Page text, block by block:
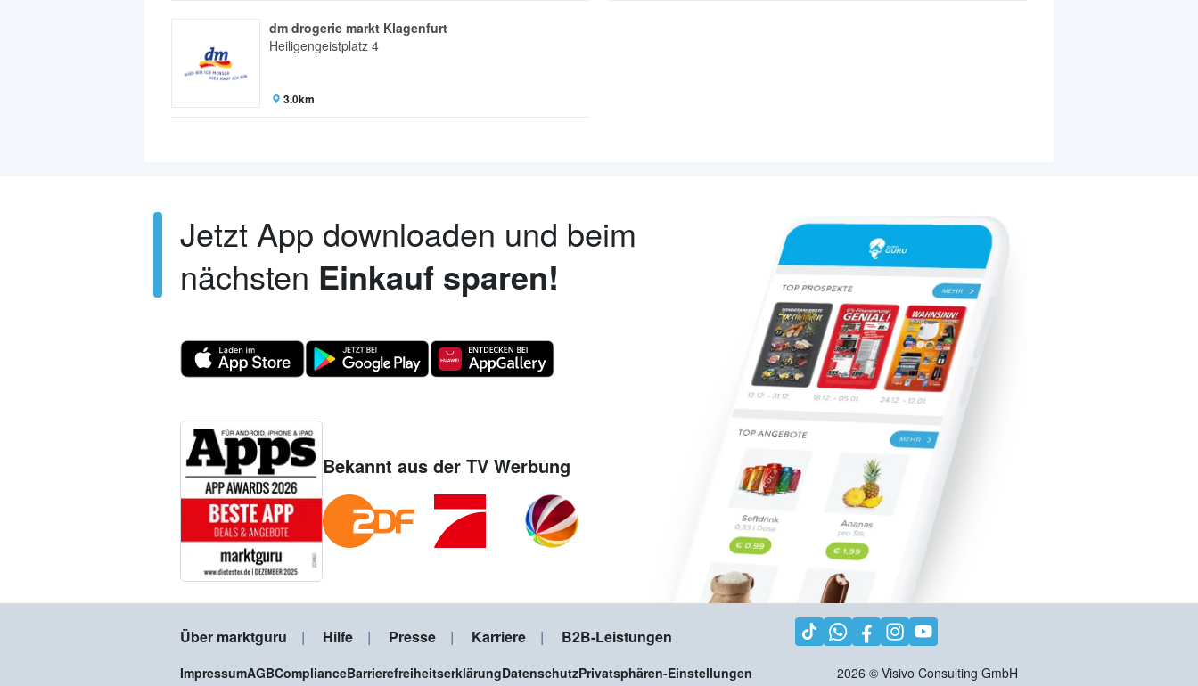
dm drogerie markt Klagenfurt
Heiligengeistplatz 4
3.0km
Jetzt App downloaden und beim
nächsten Einkauf sparen!
Bekannt aus der TV Werbung
Über marktguru Hilfe Presse Karriere B2B-Leistungen
ImpressumAGBComplianceBarrierefreiheitserklärungDatenschutzPrivatsphären-Einstellungen 2026 © Visivo Consulting GmbH